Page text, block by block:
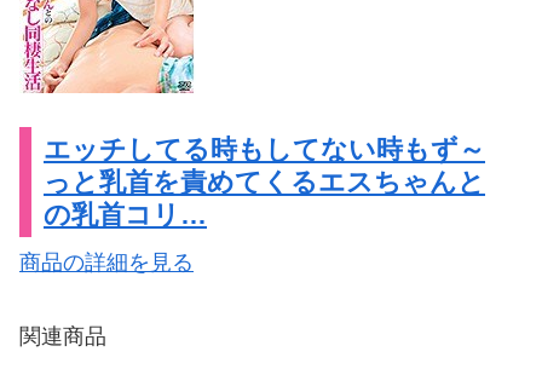
エッチしてる時もしてない時もず～
っと乳首を責めてくるエスちゃんと
の乳首コリ…
商品の詳細を見る
関連商品